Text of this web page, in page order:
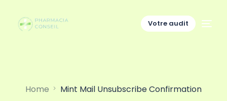
Votre audit
Home Mint Mail Unsubscribe Confirmation